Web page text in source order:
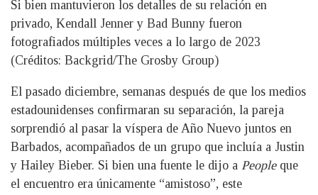
Si bien mantuvieron los detalles de su relación en
privado, Kendall Jenner y Bad Bunny fueron
fotografiados múltiples veces a lo largo de 2023
(Créditos: Backgrid/The Grosby Group)
El pasado diciembre, semanas después de que los medios
estadounidenses confirmaran su separación, la pareja
sorprendió al pasar la víspera de Año Nuevo juntos en
Barbados, acompañados de un grupo que incluía a Justin
y Hailey Bieber. Si bien una fuente le dijo a People que
el encuentro era únicamente “amistoso”, este